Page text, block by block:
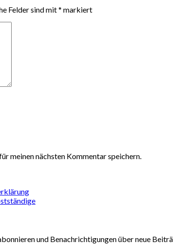
Felder sind mit* markiert
meinen nächsten Kommentar speichern.
und Benachrichtigungen über neue